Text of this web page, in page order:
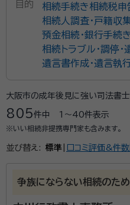
目的 相続手続き相続税申
相続人調査・戸籍収
預金相続・銀行手続き
相続トラブル・調停
遺言書作成・遺言執
大阪市の成年後見に強い司法書
805件中 1〜40件表示
※いい相続非提携専門家も含みます。
並び替え: 標準 口コミ評価&件
争族にならない相続のた